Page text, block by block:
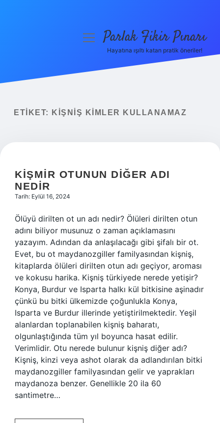
Yasal Uyarı
menüyüParlak Fikir Pınarı
Hayatına ışıltı katan pratik öneriler!
ETIKET: KIŞNIŞ KIMLER KULLANAMAZ
KIŞMIR OTUNUN DIĞER ADI
NEDIR
Tarih: Eylül 16, 2024
Ölüyü dirilten ot un adı nedir? Ölüleri dirilten otun
adını biliyor musunuz o zaman açıklamasını
yazayım. Adından da anlaşılacağı gibi şifalı bir ot.
Evet, bu ot maydanozgiller familyasından kişniş,
kitaplarda ölüleri dirilten otun adı geçiyor, aroması
ve kokusu harika. Kişniş türkiyede nerede yetişir?
Konya, Burdur ve Isparta halkı kül bitkisine aşinadır
çünkü bu bitki ülkemizde çoğunlukla Konya,
Isparta ve Burdur illerinde yetiştirilmektedir. Yeşil
alanlardan toplanabilen kişniş baharatı,
olgunlaştığında tüm yıl boyunca hasat edilir.
Verimlidir. Otu nerede bulunur kişniş diğer adı?
Kişniş, kinzi veya ashot olarak da adlandırılan bitki
maydanozgiller familyasından gelir ve yaprakları
maydanoza benzer. Genellikle 20 ila 60
santimetre…